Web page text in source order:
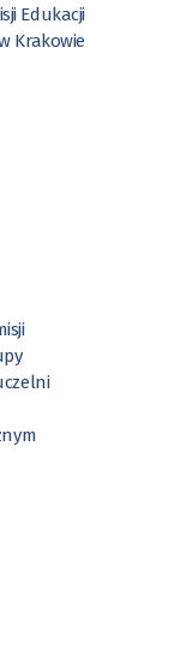
Edukacji
Krakowie